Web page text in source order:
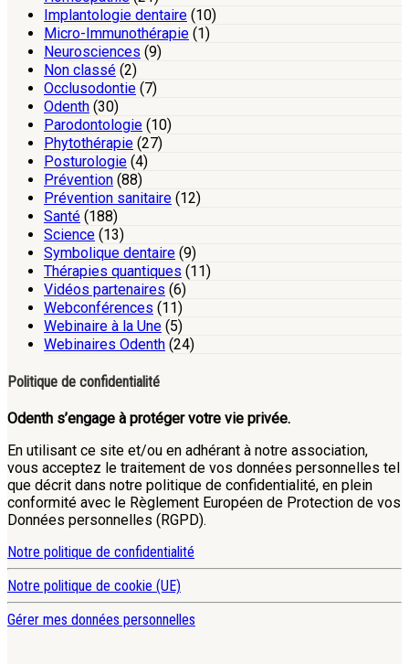
Implantologie dentaire (10)
Micro-Immunothérapie (1)
Neurosciences (9)
Non classé (2)
Occlusodontie (7)
Odenth (30)
Parodontologie (10)
Phytothérapie (27)
Posturologie (4)
Prévention (88)
Prévention sanitaire (12)
Santé (188)
Science (13)
Symbolique dentaire (9)
Thérapies quantiques (11)
Vidéos partenaires (6)
Webconférences (11)
Webinaire à la Une (5)
Webinaires Odenth (24)
Politique de confidentialité
Odenth s’engage à protéger votre vie privée.
En utilisant ce site et/ou en adhérant à notre association,
vous acceptez le traitement de vos données personnelles tel
que décrit dans notre politique de confidentialité, en plein
conformité avec le Règlement Européen de Protection de vos
Données personnelles (RGPD).
Notre politique de confidentialité
Notre politique de cookie (UE)
Gérer mes données personnelles